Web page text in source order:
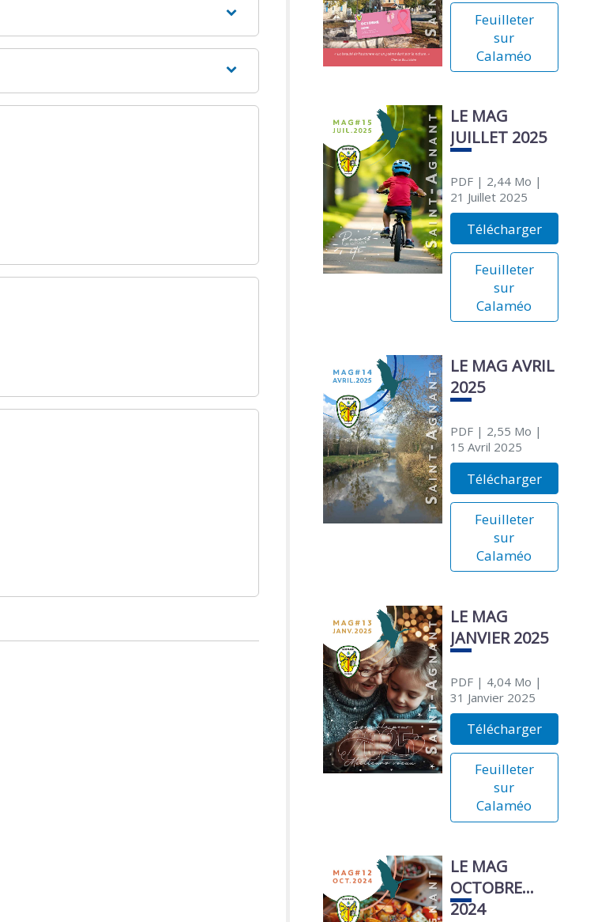
Feuilleter
sur
Calaméo
LE MAG
JUILLET 2025
PDF| 2,44 Mo |
21 Juillet 2025
Télécharger
Feuilleter
sur
Calaméo
LE MAG AVRIL
2025
PDF| 2,55 Mo |
15 Avril 2025
Télécharger
Feuilleter
sur
Calaméo
LE MAG
JANVIER 2025
PDF| 4,04 Mo |
31 Janvier 2025
Télécharger
Feuilleter
sur
Calaméo
LE MAG
OCTOBRE
2024